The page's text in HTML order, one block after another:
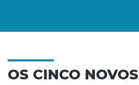
OS CINCO NOVOS